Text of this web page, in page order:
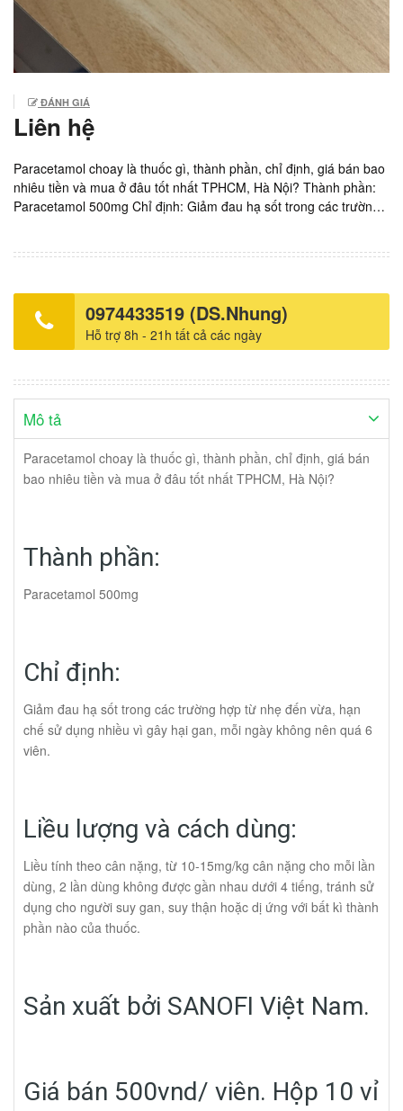
ĐÁNH GIÁ
Liên hệ
Paracetamol choay là thuốc gì, thành phần, chỉ định, giá bán bao
nhiêu tiền và mua ở đâu tốt nhất TPHCM, Hà Nội? Thành phần:
Paracetamol 500mg Chỉ định: Giảm đau hạ sốt trong các trường
theo cân nặng, từ 10-15mg/kg cân nặng cho mỗi lần dùng, 2 lần
suy gan, suy thận hoặc dị ứng với bất kì thành phần nào của
thuốc. Sản xuất bởi SANOFI Việt Nam. Giá bán 500vnd/ viên. Hộp
10 vỉ x 10 viên. Đã ngừng kinh doanh sản phẩm này.
0974433519 (DS.Nhung)
Hỗ trợ 8h - 21h tất cả các ngày
Mô tả
Paracetamol choay là thuốc gì, thành phần, chỉ định, giá bán
bao nhiêu tiền và mua ở đâu tốt nhất TPHCM, Hà Nội?
Thành phần:
Paracetamol 500mg
Chỉ định:
Giảm đau hạ sốt trong các trường hợp từ nhẹ đến vừa, hạn
chế sử dụng nhiều vì gây hại gan, mỗi ngày không nên quá 6
viên.
Liều lượng và cách dùng:
Liều tính theo cân nặng, từ 10-15mg/kg cân nặng cho mỗi lần
dùng, 2 lần dùng không được gần nhau dưới 4 tiếng, tránh sử
dụng cho người suy gan, suy thận hoặc dị ứng với bất kì thành
phần nào của thuốc.
Sản xuất bởi SANOFI Việt Nam.
Giá bán 500vnd/ viên. Hộp 10 vỉ